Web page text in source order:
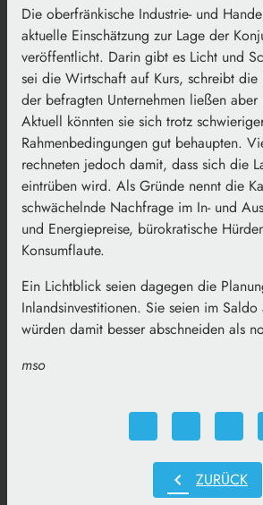
Die oberfränkische Industrie- und
aktuelle Einschätzung zur Lage der
veröffentlicht. Darin gibt es Licht und
sei die Wirtschaft auf Kurs, schreibt
der befragten Unternehmen ließen aber
Aktuell könnten sie sich trotz
Rahmenbedingungen gut behaupten.
rechneten jedoch damit, dass sich die
eintrüben wird. Als Gründe nennt die
schwächelnde Nachfrage im In- und
und Energiepreise, bürokratische
Konsumflaute.
Ein Lichtblick seien dagegen die
Inlandsinvestitionen. Sie seien im
würden damit besser abschneiden als
mso
chevron_left ZURÜCK